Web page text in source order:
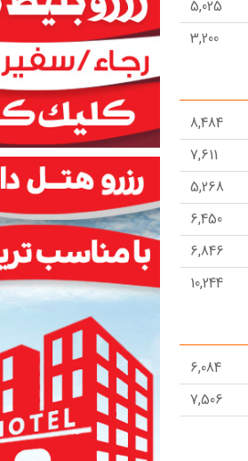
5,025
3,200
8,484
7,611
5,268
6,450
6,846
10,244
8,825
6,084
7,506